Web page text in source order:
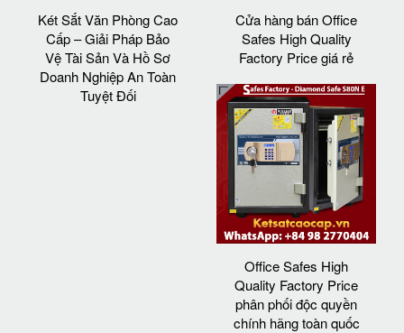
Két Sắt Văn Phòng Cao
Cấp – Giải Pháp Bảo
Vệ Tài Sản Và Hồ Sơ
Doanh Nghiệp An Toàn
Tuyệt Đối
Cửa hàng bán Office
Safes High Quality
Factory Price giá rẻ
Office Safes High
Quality Factory Price
phân phối độc quyền
chính hãng toàn quốc